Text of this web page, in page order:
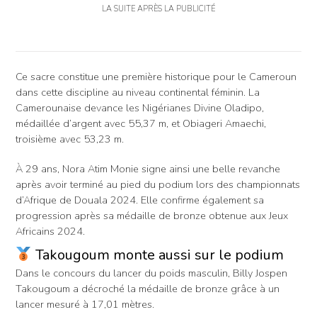
LA SUITE APRÈS LA PUBLICITÉ
Ce sacre constitue une première historique pour le Cameroun
dans cette discipline au niveau continental féminin. La
Camerounaise devance les Nigérianes Divine Oladipo,
médaillée d’argent avec 55,37 m, et Obiageri Amaechi,
troisième avec 53,23 m.
À 29 ans, Nora Atim Monie signe ainsi une belle revanche
après avoir terminé au pied du podium lors des championnats
d’Afrique de Douala 2024. Elle confirme également sa
progression après sa médaille de bronze obtenue aux Jeux
Africains 2024.
Takougoum monte aussi sur le podium
Dans le concours du lancer du poids masculin, Billy Jospen
Takougoum a décroché la médaille de bronze grâce à un
lancer mesuré à 17,01 mètres.